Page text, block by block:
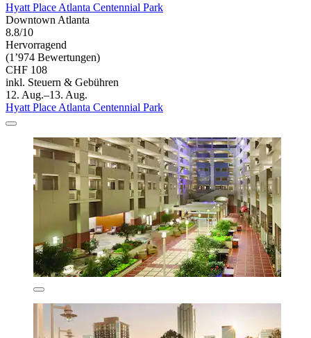
Hyatt Place Atlanta Centennial Park
Downtown Atlanta
8.8/10
Hervorragend
(1’974 Bewertungen)
CHF 108
inkl. Steuern & Gebühren
12. Aug.–13. Aug.
Hyatt Place Atlanta Centennial Park